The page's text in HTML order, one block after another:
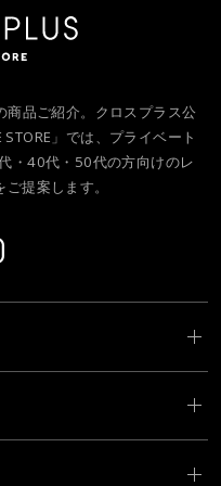
品ご紹介。クロスプラス公
」では、プライベート
・40代・50代の方向けのレ
提案します。